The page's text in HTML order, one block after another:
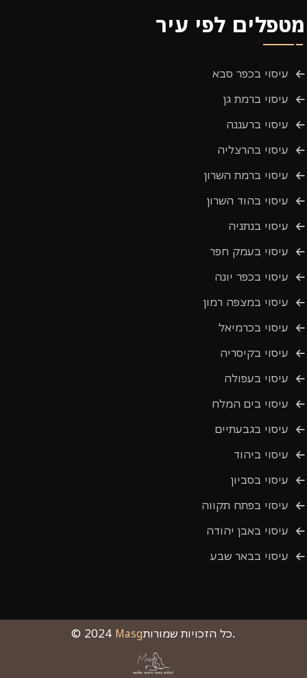
מטפלים לפי עיר
עיסוי בכפר סבא
עיסוי ברמת גן
עיסוי ברעננה
עיסוי בהרצליה
עיסוי ברמת השרון
עיסוי בהוד השרון
עיסוי בנתניה
עיסוי בעמק חפר
עיסוי בכפר יונה
עיסוי במצפה רמון
עיסוי בכרמיאל
עיסוי בקיסריה
עיסוי בעפולה
עיסוי בים המלח
עיסוי בגבעתיים
עיסוי ביהוד
עיסוי בסביון
עיסוי בפתח תקווה
עיסוי באבן יהודה
עיסוי בבאר שבע
© 2024 Masg כל הזכויות שמורות.